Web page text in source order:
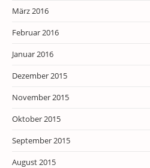
März 2016
Februar 2016
Januar 2016
Dezember 2015
November 2015
Oktober 2015
September 2015
August 2015